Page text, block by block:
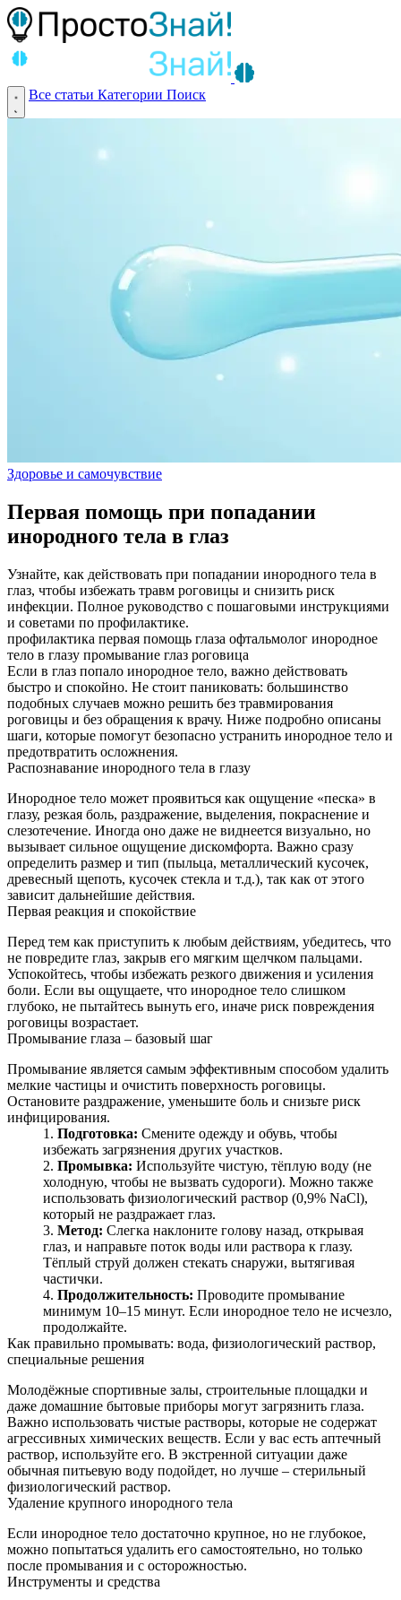
Все статьи Категории Поиск
Здоровье и самочувствие
Первая помощь при попадании
инородного тела в глаз
Узнайте, как действовать при попадании инородного тела в
глаз, чтобы избежать травм роговицы и снизить риск
инфекции. Полное руководство с пошаговыми инструкциями
и советами по профилактике.
профилактика первая помощь глаза офтальмолог инородное
тело в глазу промывание глаз роговица
Если в глаз попало инородное тело, важно действовать
быстро и спокойно. Не стоит паниковать: большинство
подобных случаев можно решить без травмирования
роговицы и без обращения к врачу. Ниже подробно описаны
шаги, которые помогут безопасно устранить инородное тело и
предотвратить осложнения.
Распознавание инородного тела в глазу
Инородное тело может проявиться как ощущение «песка» в
глазу, резкая боль, раздражение, выделения, покраснение и
слезотечение. Иногда оно даже не виднеется визуально, но
вызывает сильное ощущение дискомфорта. Важно сразу
определить размер и тип (пыльца, металлический кусочек,
древесный щепоть, кусочек стекла и т.д.), так как от этого
зависит дальнейшие действия.
Первая реакция и спокойствие
Перед тем как приступить к любым действиям, убедитесь, что
не повредите глаз, закрыв его мягким щелчком пальцами.
Успокойтесь, чтобы избежать резкого движения и усиления
боли. Если вы ощущаете, что инородное тело слишком
глубоко, не пытайтесь вынуть его, иначе риск повреждения
роговицы возрастает.
Промывание глаза – базовый шаг
Промывание является самым эффективным способом удалить
мелкие частицы и очистить поверхность роговицы.
Остановите раздражение, уменьшите боль и снизьте риск
инфицирования.
Подготовка: Смените одежду и обувь, чтобы
избежать загрязнения других участков.
Промывка: Используйте чистую, тёплую воду (не
холодную, чтобы не вызвать судороги). Можно также
использовать физиологический раствор (0,9% NaCl),
который не раздражает глаз.
Метод: Слегка наклоните голову назад, открывая
глаз, и направьте поток воды или раствора к глазу.
Тёплый струй должен стекать снаружи, вытягивая
частички.
Продолжительность: Проводите промывание
минимум 10–15 минут. Если инородное тело не исчезло,
продолжайте.
Как правильно промывать: вода, физиологический раствор,
специальные решения
Молодёжные спортивные залы, строительные площадки и
даже домашние бытовые приборы могут загрязнить глаза.
Важно использовать чистые растворы, которые не содержат
агрессивных химических веществ. Если у вас есть аптечный
раствор, используйте его. В экстренной ситуации даже
обычная питьевую воду подойдет, но лучше – стерильный
физиологический раствор.
Удаление крупного инородного тела
Если инородное тело достаточно крупное, но не глубокое,
можно попытаться удалить его самостоятельно, но только
после промывания и с осторожностью.
Инструменты и средства